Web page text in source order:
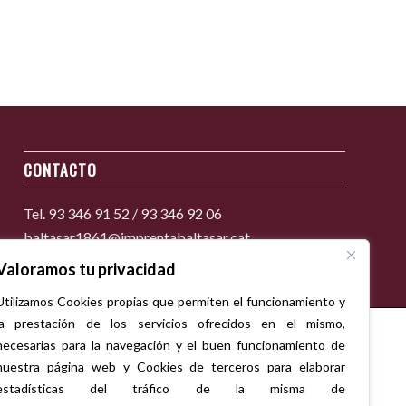
tu privacidad
Cookies propias que permiten el funcionamiento y
prestación de los servicios ofrecidos en el mismo,
para la navegación y el buen funcionamiento de
página web y Cookies de terceros para elaborar
del tráfico de la misma de
CONTACTO
Tel. 93 346 91 52 / 93 346 92 06
baltasar1861@imprentabaltasar.cat